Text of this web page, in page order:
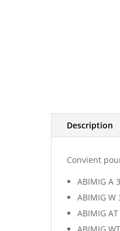
Description
Convient
ABIMIG A
ABIMIG
ABIMIG
ABIMIG